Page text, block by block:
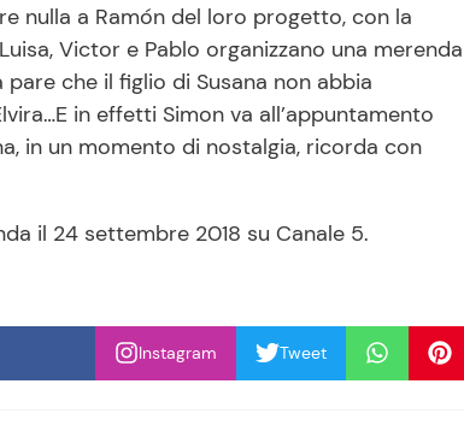
nulla a Ramón del loro progetto, con la
Victor e Pablo organizzano una merenda
che il figlio di Susana non abbia
in effetti Simon va all’appuntamento
in un momento di nostalgia, ricorda con
il 24 settembre 2018 su Canale 5.
Instagram Tweet